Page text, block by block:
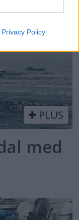
Privacy Policy
PLUS
med